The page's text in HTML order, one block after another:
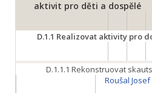
aktivit pro děti a dospělé
D.1.1 Realizovat aktivity pro
D.1.1.1 Rekonstruovat
Roušal Josef